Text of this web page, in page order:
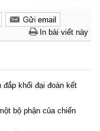
In bài viết này
khối đại đoàn kết
bộ phận của chiến